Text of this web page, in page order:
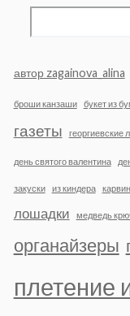
автор zagainova_alina
броши канзаши букет из
газеты георгиевские
день святого валентина
закуски из киндера
лошадки медведь
органайзеры
плетение